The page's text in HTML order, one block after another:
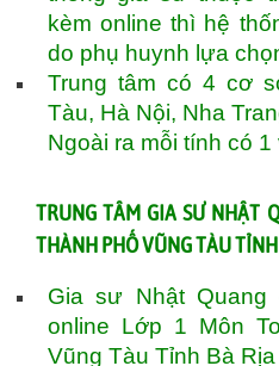
kèm online thì hệ
do phụ huynh lựa
Trung tâm có 4 cơ
Tàu, Hà Nội, Nha
Ngoài ra mỗi tính có
TRUNG TÂM GIA SƯ NHẬT
THÀNH PHỐ VŨNG TÀU
Gia sư Nhật
online Lớp 1 Môn
Vũng Tàu Tỉnh Bà